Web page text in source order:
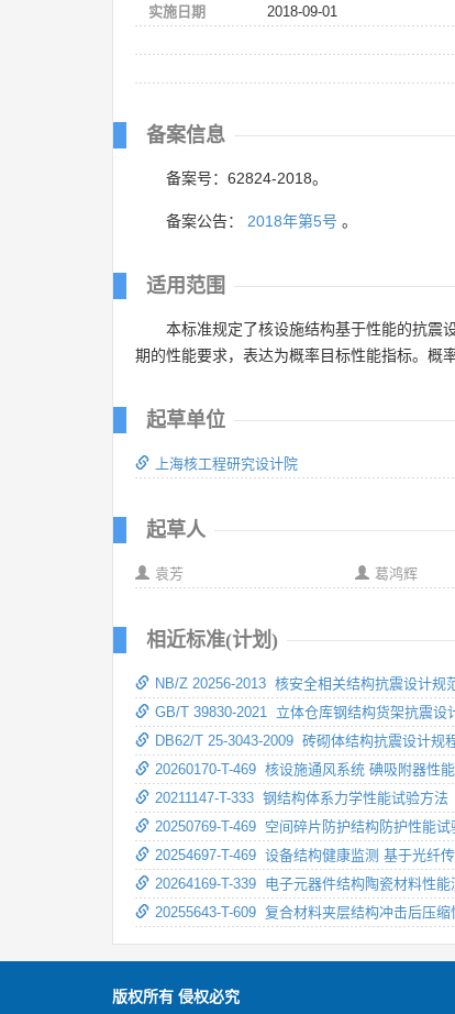
实施日期
2018-09-01
备案信息
备案号：62824-2018。
备案公告： 2018年第5号 。
适用范围
本标准规定了核设施结构基于性能的抗震
期的性能要求，表达为概率目标性能指标。概
起草单位
上海核工程研究设计院
起草人
袁芳 葛鸿辉
相近标准(计划)
NB/Z 20256-2013 核安全相关结构抗震设计规
GB/T 39830-2021 立体仓库钢结构货架抗震设
DB62/T 25-3043-2009 砖砌体结构抗震设计规
20260170-T-469 核设施通风系统 碘吸附器性
20211147-T-333 钢结构体系力学性能试验方法
20250769-T-469 空间碎片防护结构防护性能试
20254697-T-469 设备结构健康监测 基于光纤
20264169-T-339 电子元器件结构陶瓷材料性
20255643-T-609 复合材料夹层结构冲击后压
版权所有 侵权必究